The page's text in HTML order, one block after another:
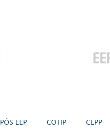
PÓS EEP COTIP CEPP